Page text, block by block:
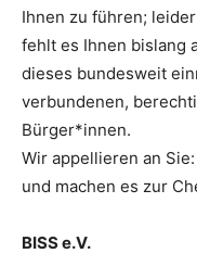
Ihnen zu führen;
fehlt es Ihnen bislang
dieses bundesweit
verbundenen,
Bürger*innen.
Wir appellieren an
und machen es zur
BISS e.V.